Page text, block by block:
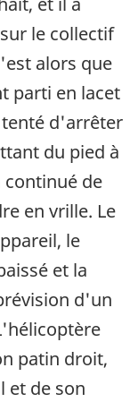
le collectif
alors que
parti en lacet
tenté d'arrêter
du pied à
de
en vrille. Le
le
et la
d'un
patin droit,
et de son